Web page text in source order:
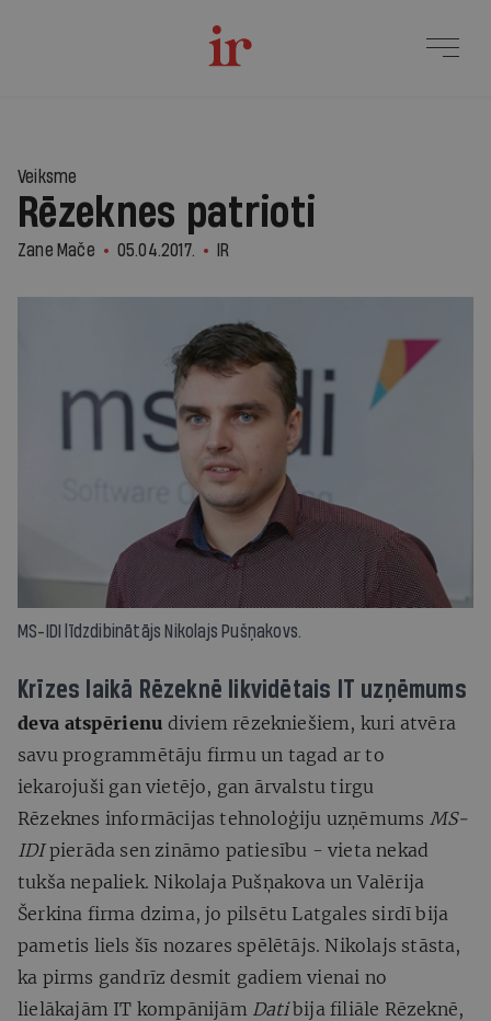
Veiksme
Rēzeknes patrioti
Zane Mače 05.04.2017. IR
MS-IDI līdzdibinātājs Nikolajs Pušņakovs.
Krīzes laikā Rēzeknē likvidētais IT uzņēmums
deva atspērienu diviem rēzekniešiem, kuri atvēra
savu programmētāju firmu un tagad ar to
iekarojuši gan vietējo, gan ārvalstu tirgu
Rēzeknes informācijas tehnoloģiju uzņēmums MS-
IDIpierāda sen zināmo patiesību - vieta nekad
tukša nepaliek. Nikolaja Pušņakova un Valērija
Šerkina firma dzima, jo pilsētu Latgales sirdī bija
pametis liels šīs nozares spēlētājs. Nikolajs stāsta,
ka pirms gandrīz desmit gadiem vienai no
lielākajām IT kompānijām Datibija filiāle Rēzeknē,